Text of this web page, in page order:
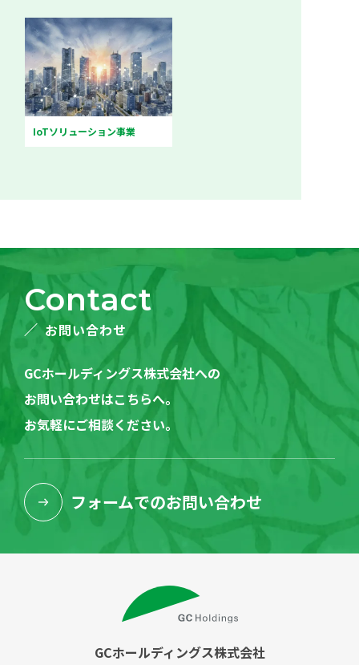
IoTソリューション事業
Contact
お問い合わせ
GCホールディングス株式会社への
お問い合わせはこちらへ。
お気軽にご相談ください。
フォームでのお問い合わせ
GCホールディングス株式会社